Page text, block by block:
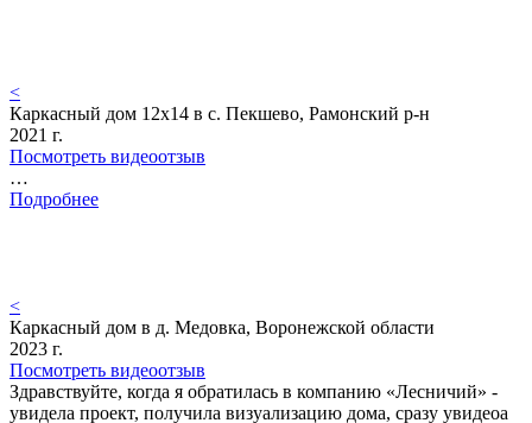
<
Каркасный дом 12х14 в с. Пекшево, Рамонский р-н
2021 г.
Посмотреть видеоотзыв
…
Подробнее
<
Каркасный дом в д. Медовка, Воронежской области
2023 г.
Посмотреть видеоотзыв
Здравствуйте, когда я обратилась в компанию «Лесничий» -
увидела проект, получила визуализацию дома, сразу увидеоа